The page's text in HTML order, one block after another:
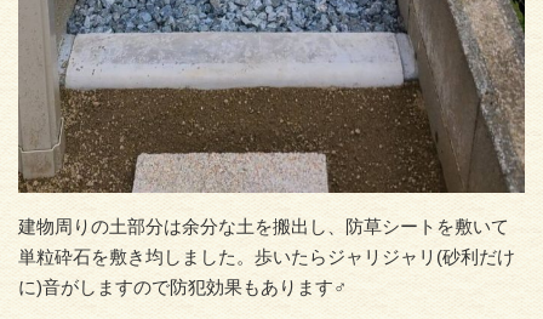
建物周りの土部分は余分な土を搬出し、防草シートを敷いて
単粒砕石を敷き均しました。歩いたらジャリジャリ(砂利だけ
に)音がしますので防犯効果もあります‍♂️